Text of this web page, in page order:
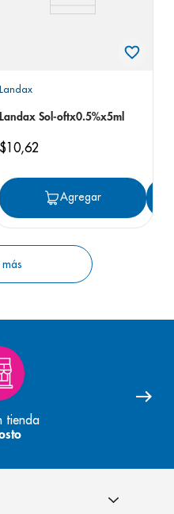
Agregar
Landax
Landax Sol-oftx0.5%x5ml
$10,62
Agregar
tienda